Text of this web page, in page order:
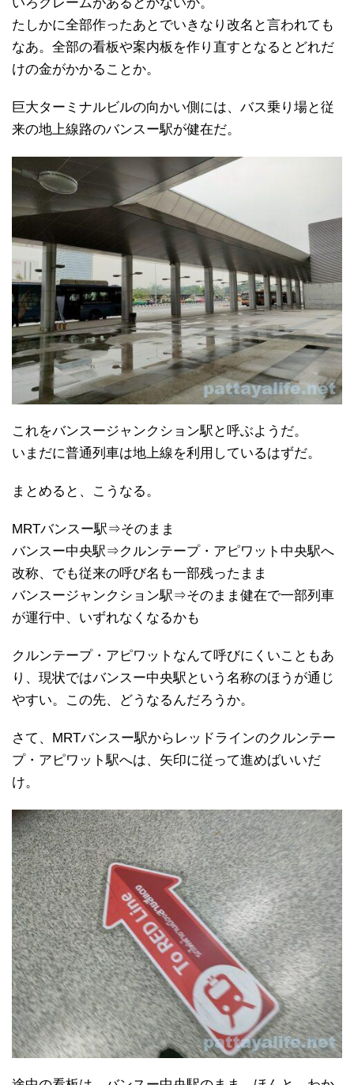
たしかに全部作ったあとでいきなり改名と言われても
なあ。全部の看板や案内板を作り直すとなるとどれだ
けの金がかかることか。
巨大ターミナルビルの向かい側には、バス乗り場と従
来の地上線路のバンスー駅が健在だ。
これをバンスージャンクション駅と呼ぶようだ。
いまだに普通列車は地上線を利用しているはずだ。
まとめると、こうなる。
MRTバンスー駅⇒そのまま
バンスー中央駅⇒クルンテープ・アピワット中央駅へ
改称、でも従来の呼び名も一部残ったまま
バンスージャンクション駅⇒そのまま健在で一部列車
が運行中、いずれなくなるかも
クルンテープ・アピワットなんて呼びにくいこともあ
り、現状ではバンスー中央駅という名称のほうが通じ
やすい。この先、どうなるんだろうか。
さて、MRTバンスー駅からレッドラインのクルンテー
プ・アピワット駅へは、矢印に従って進めばいいだ
け。